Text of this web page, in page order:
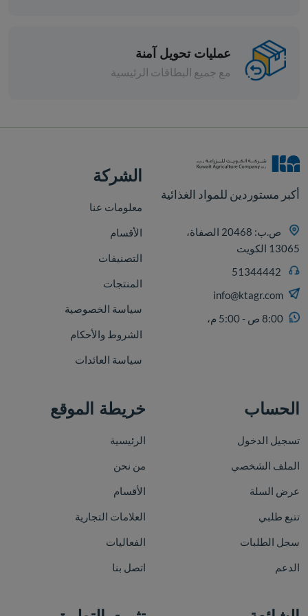
عمليات تحويل آمنة
مع جميع البطاقات الرئيسية
أكبر مستوردين للمواد الغذائية
ص.ب: 20468 الصفاة،
13065 الكويت
info@ktagr.com
8:00 ص - 5:00 م،
الشركة
معلومات عنا
الأقسام
التصنيفات
المنتجات
سياسة الخصوصية
الشروط والأحكام
سياسة العائدات
الحساب
تسجيل الدخول
الملف الشخصي
عرض السلة
تتبع طلبي
سجل الطلبات
الدعم
خريطة الموقع
الرئيسية
من نحن
الأقسام
العلامات التجارية
الفعاليات
اتصل بنا